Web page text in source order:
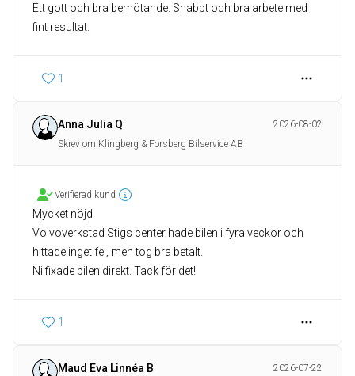
Ett gott och bra bemötande. Snabbt och bra arbete med
fint resultat.
1
Anna Julia Q
2026-08-02
Skrev om Klingberg & Forsberg Bilservice AB
Verifierad kund
Mycket nöjd!
Volvoverkstad Stigs center hade bilen i fyra veckor och
hittade inget fel, men tog bra betalt.
Ni fixade bilen direkt. Tack för det!
1
Maud Eva Linnéa B
2026-07-22